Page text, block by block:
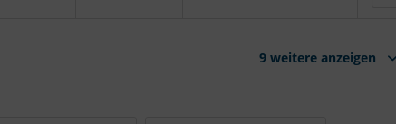
9 weitere anzeigen